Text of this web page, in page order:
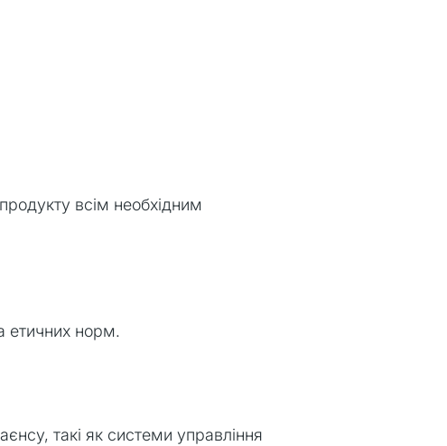
всім необхідним
етичних норм.
такі як системи управління